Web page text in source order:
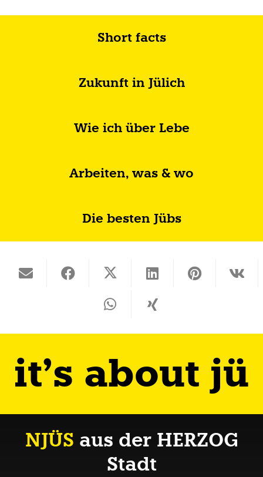
Short facts
Zukunft in Jülich
Wie ich über Lebe
Arbeiten, was & wo
Die besten Jübs
it’s about jü
NJÜS aus der HERZOG
Stadt